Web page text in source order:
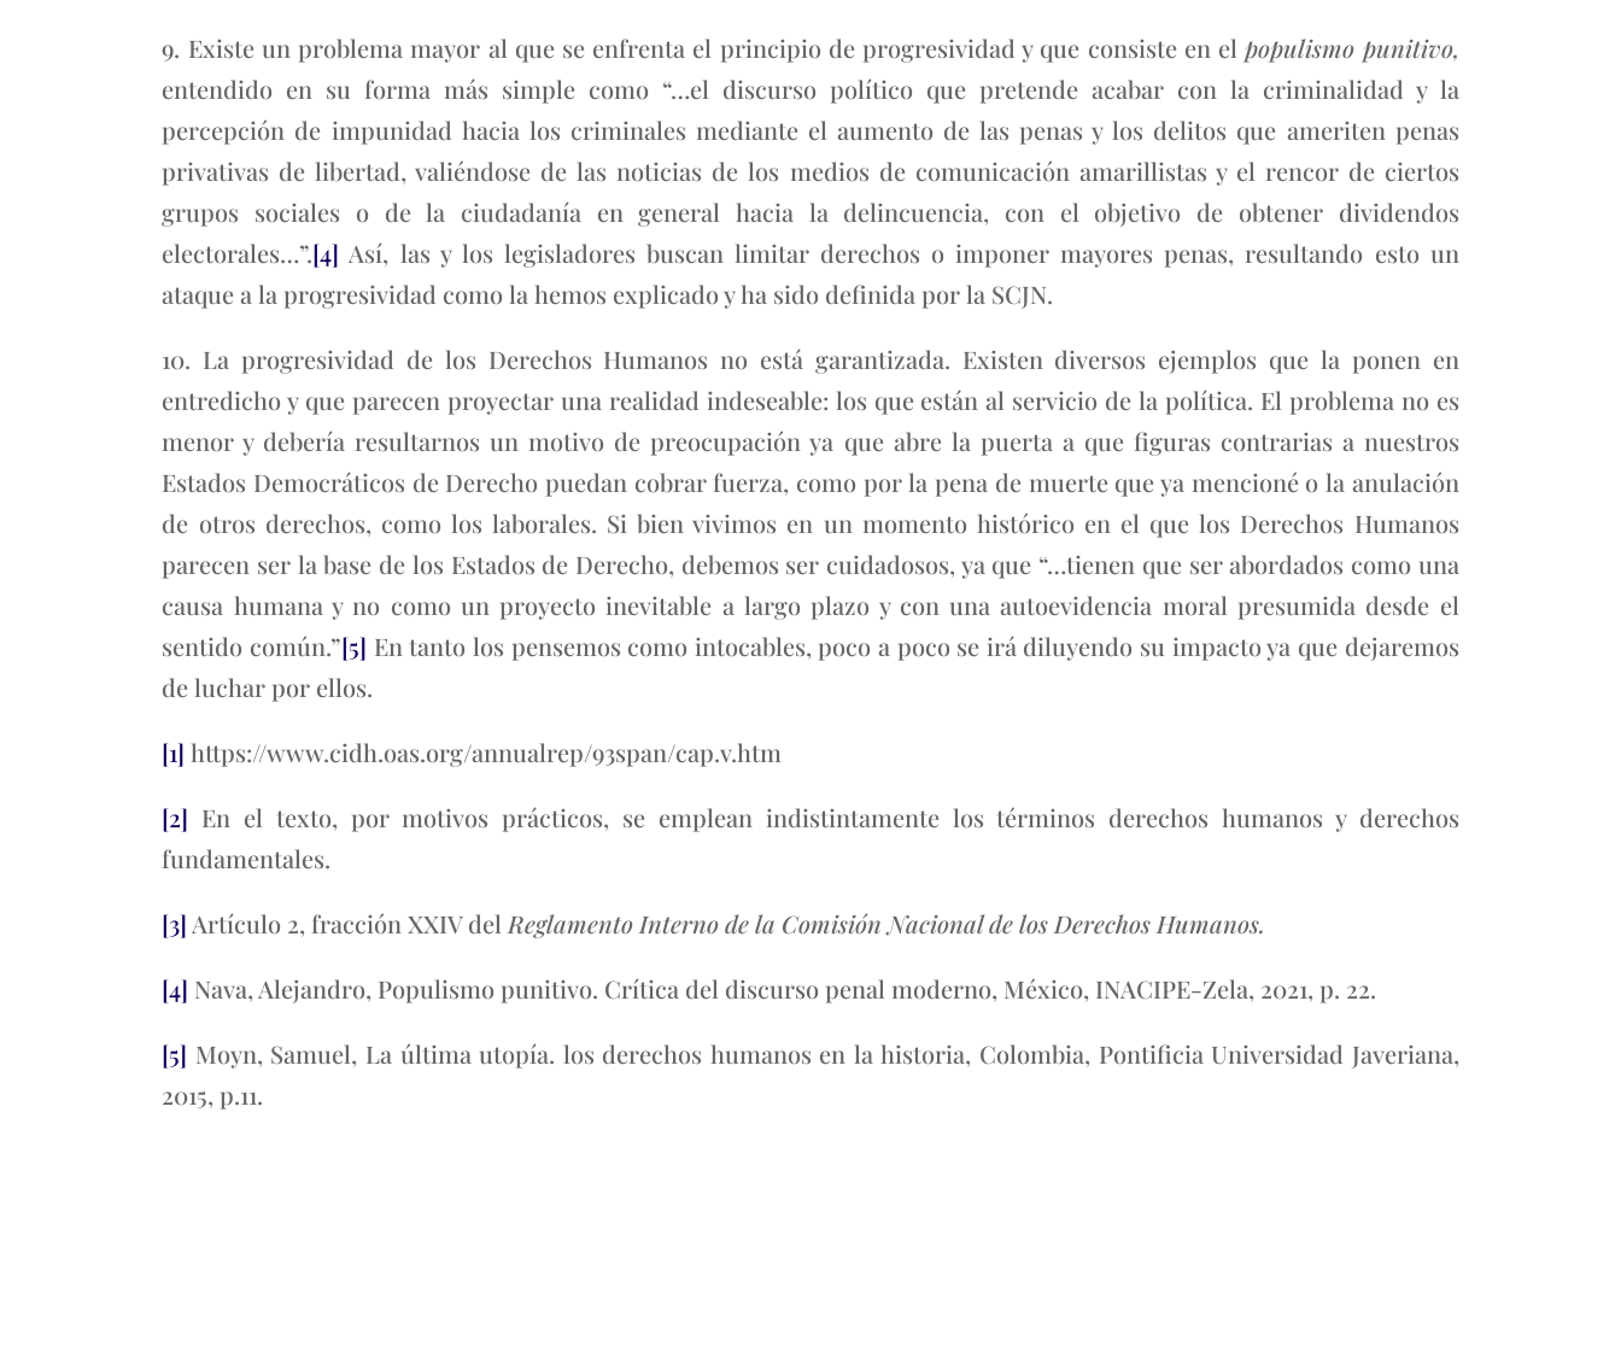
9. Existe un problema mayor al que se enfrenta el principio de progresividad y que consiste en elpopulismo punitivo,
entendido en su forma más simple como “…el discurso político que pretende acabar con la criminalidad y la
percepción de impunidad hacia los criminales mediante el aumento de las penas y los delitos que ameriten penas
privativas de libertad, valiéndose de las noticias de los medios de comunicación amarillistas y el rencor de ciertos
grupos sociales o de la ciudadanía en general hacia la delincuencia, con el objetivo de obtener dividendos
electorales…”.[4] Así, las y los legisladores buscan limitar derechos o imponer mayores penas, resultando esto un
ataque a la progresividad como la hemos explicado y ha sido definida por la SCJN.
10. La progresividad de los Derechos Humanos no está garantizada. Existen diversos ejemplos que la ponen en
entredicho y que parecen proyectar una realidad indeseable: los que están al servicio de la política. El problema no es
menor y debería resultarnos un motivo de preocupación ya que abre la puerta a que figuras contrarias a nuestros
Estados Democráticos de Derecho puedan cobrar fuerza, como por la pena de muerte que ya mencioné o la anulación
de otros derechos, como los laborales. Si bien vivimos en un momento histórico en el que los Derechos Humanos
parecen ser la base de los Estados de Derecho, debemos ser cuidadosos, ya que “…tienen que ser abordados como una
causa humana y no como un proyecto inevitable a largo plazo y con una autoevidencia moral presumida desde el
sentido común.”[5] En tanto los pensemos como intocables, poco a poco se irá diluyendo su impacto ya que dejaremos
de luchar por ellos.
[1] https://www.cidh.oas.org/annualrep/93span/cap.v.htm
[2] En el texto, por motivos prácticos, se emplean indistintamente los términos derechos humanos y derechos
fundamentales.
[3] Artículo 2, fracción XXIV del Reglamento Interno de la Comisión Nacional de los Derechos Humanos.
[4] Nava, Alejandro, Populismo punitivo. Crítica del discurso penal moderno, México, INACIPE-Zela, 2021, p. 22.
[5] Moyn, Samuel, La última utopía. los derechos humanos en la historia, Colombia, Pontificia Universidad Javeriana,
2015, p.11.